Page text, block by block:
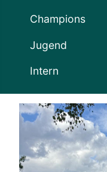
Champions
Jugend
Intern